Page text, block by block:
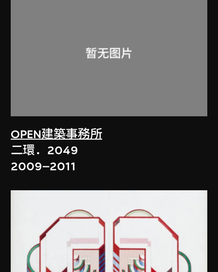
OPEN建築事務所
二環．2049
2009–2011